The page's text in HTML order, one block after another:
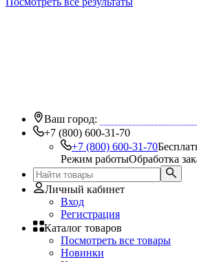
Ваш город:
+7 (800) 600-31-70
+7 (800) 600-31-70
Режим работыОбработка
Личный кабинет
Вход
Регистрация
Каталог товаров
Посмотреть все товары
Новинки